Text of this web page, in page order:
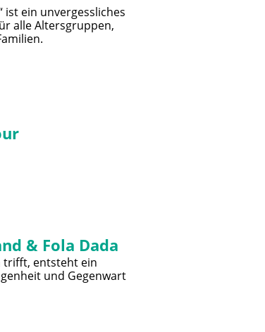
ist ein unvergessliches
alle Altersgruppen,
& Fola Dada
trifft, entsteht ein
und Gegenwart